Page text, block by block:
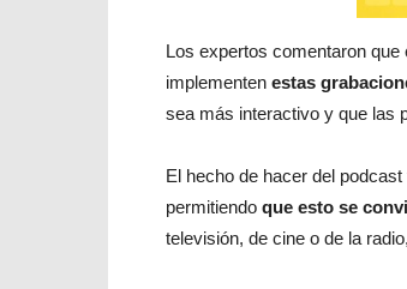
Los expertos comentaron que
implementen estas
sea más interactivo y que las
El hecho de hacer del
permitiendo que esto se
televisión, de cine o de la